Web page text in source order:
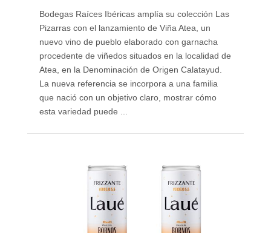
Bodegas Raíces Ibéricas amplía su colección Las
Pizarras con el lanzamiento de Viña Atea, un
nuevo vino de pueblo elaborado con garnacha
procedente de viñedos situados en la localidad de
Atea, en la Denominación de Origen Calatayud.
La nueva referencia se incorpora a una familia
que nació con un objetivo claro, mostrar cómo
esta variedad puede ...